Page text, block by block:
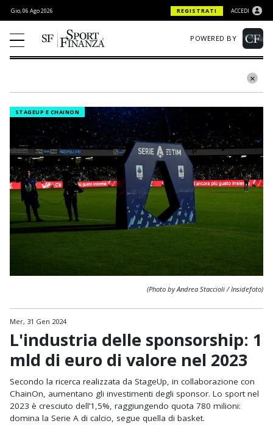
Gio, 06 Ago 2026 REGISTRATI ACCEDI
POWERED BY
Mer, 31 Gen 2024
L'industria delle sponsorship: 1
mld di euro di valore nel 2023
Secondo la ricerca realizzata da StageUp, in collaborazione con
ChainOn, aumentano gli investimenti degli sponsor. Lo sport nel
2023 è cresciuto dell’1,5%, raggiungendo quota 780 milioni:
domina la Serie A di calcio, segue quella di basket.
STAGEUP E CHAINON
(Photo by Andrea Staccioli / Insidefoto)